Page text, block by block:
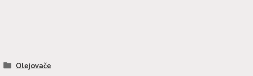
Olejovače